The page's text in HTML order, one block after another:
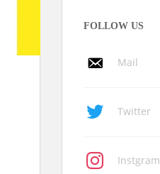
FOLLOW US
Mail
Twitter
Instgram